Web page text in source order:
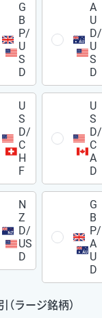
G
B
P/
U
S
D
A
U
D/
U
S
D
U
S
D/
C
H
F
U
S
D/
C
A
D
N
Z
D/
US
D
G
B
P/
A
U
D
ラージ銘柄）